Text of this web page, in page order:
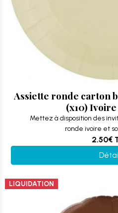
Assiette ronde carton
(x10) Ivoire
Mettez à disposition des
ronde ivoire et
2.50€
LIQUIDATION